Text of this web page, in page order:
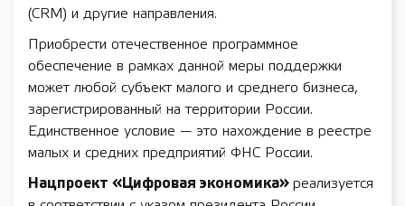
(CRM) и другие направления.
Приобрести отечественное программное
обеспечение в рамках данной меры поддержки
может любой субъект малого и среднего бизнеса,
зарегистрированный на территории России.
Единственное условие — это нахождение в реестре
малых и средних предприятий ФНС России.
Нацпроект «Цифровая экономика» реализуется